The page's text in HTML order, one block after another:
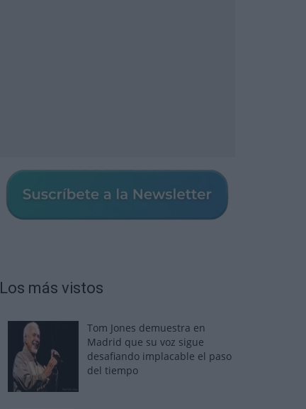
Los más vistos
Tom Jones demuestra en
Madrid que su voz sigue
desafiando implacable el paso
del tiempo